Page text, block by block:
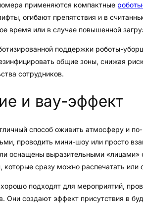
применяются компактные
огибают препятствия и в
время или в случае повышенной
поддержки роботы-
общие зоны, снижая
сотрудников.
и вау-эффект
способ оживить атмосферу и
проводить мини-шоу или просто
оснащены выразительными «лицами»
которые сразу можно распечатать или
подходят для мероприятий,
Они создают эффект присутствия в